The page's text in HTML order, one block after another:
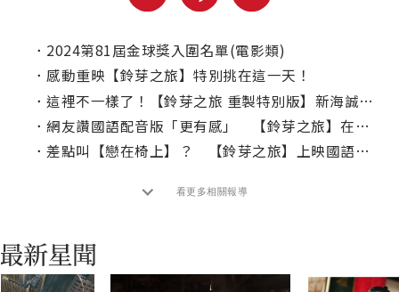
． 2024第81屆金球獎入圍名單(電影類)
． 感動重映【鈴芽之旅】特別挑在這一天！
． 這裡不一樣了！【鈴芽之旅 重製特別版】新海誠親自監修273個鏡頭
． 網友讚國語配音版「更有感」 【鈴芽之旅】在台寫下新海誠電影票房新紀錄
． 差點叫【戀在椅上】？ 【鈴芽之旅】上映國語配音版
看更多相關報導